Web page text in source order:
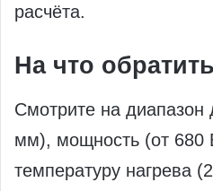
расчёта.
На что
Смотрите на диапазон
мм), мощность (от 680
температуру нагрева